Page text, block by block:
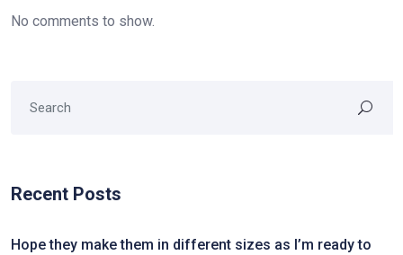
No comments to show.
Recent Posts
Hope they make them in different sizes as I’m ready to